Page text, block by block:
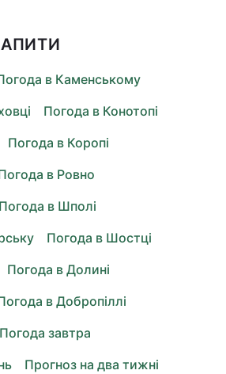
в Каменському
Погода в Конотопі
Погода в Коропі
в Ровно
Погода в Шполі
Погода в Шостці
Погода в Долині
в Добропіллі
Погода завтра
Прогноз на два тижні